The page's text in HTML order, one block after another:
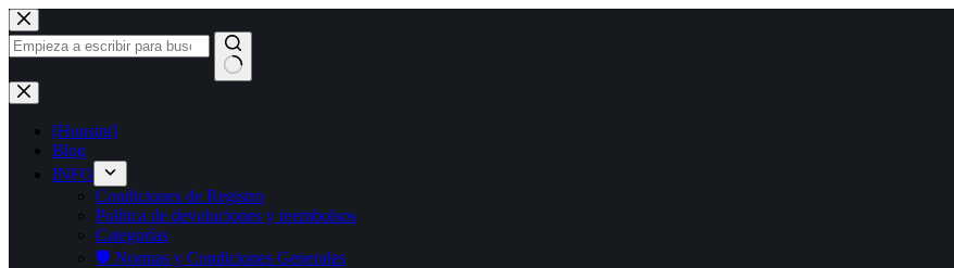
Saltar
al
contenido
Sin
resultados
[Housint]
Blog
INFO
Condiciones de Registro
Política de devoluciones y reembolsos
Categorías
🛡️ Normas y Condiciones Generales